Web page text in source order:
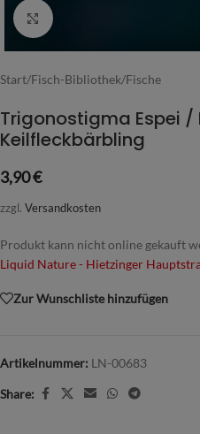
Vergrößern
Start/Fisch-Bibliothek/Fische
Trigonostigma Espei /
Keilfleckbärbling
3,90€
zzgl. Versandkosten
Produkt kann nicht online gekauft
Liquid Nature - Hietzinger
Zur Wunschliste hinzufügen
Artikelnummer: LN-00683
Share: